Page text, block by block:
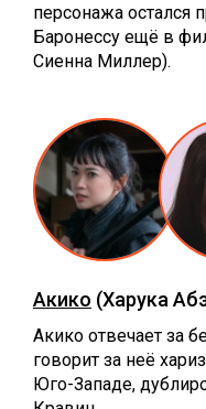
персонажа остался
Баронессу ещё в
Сиенна Миллер).
Акико (Харука
Акико отвечает за
говорит за неё
Юго-Западе,